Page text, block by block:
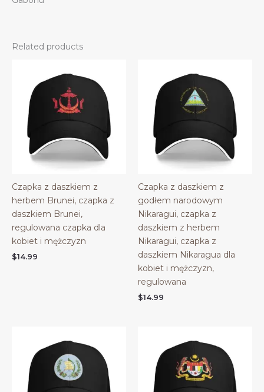
Related products
Czapka z daszkiem z
herbem Brunei, czapka z
daszkiem Brunei,
regulowana czapka dla
kobiet i mężczyzn
$14.99
Czapka z daszkiem z
godłem narodowym
Nikaragui, czapka z
daszkiem z herbem
Nikaragui, czapka z
daszkiem Nikaragua dla
kobiet i mężczyzn,
regulowana
$14.99